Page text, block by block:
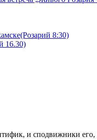
8:30)
16.30)
и сподвижники